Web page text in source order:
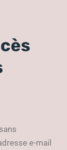
e-mail